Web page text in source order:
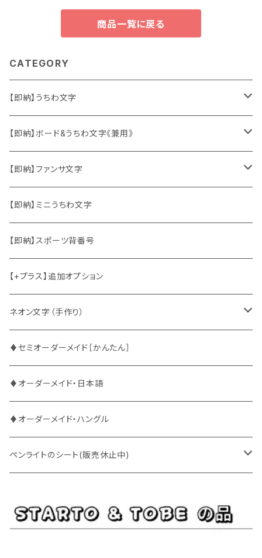
商品一覧に戻る
CATEGORY
【即納】うちわ文字
ソロ・歌手&タレント
韓国ソロ・歌手&タレント
東方神起
竜宮城
2PM
ATEEZ
BUDDiiS
DXTEEN
ENHYPEN
EXO
iKON
【即納】ボード&うちわ文字《兼用》
ソロ・歌手&タレント
韓国ソロ・歌手&タレント
東方神起
2PM
ASTRO
ATEEZ
BLANK2Y
BOYNEXTDOOR
BUDDiiS
ENHYPEN
【即納】ファンサ文字
日本語&英語
ハングル
中国語
【即納】ミニうちわ文字
【即納】スポーツ背番号
【+プラス】追加オプション
ネオン文字（手作り）
ファンサ
CRAVITY
ENHYPEN
EXO
Stray Kids
♦セミオーダーメイド［かんたん］
♦オーダーメイド・日本語
♦オーダーメイド・ハングル
ペンライトのシート(販売休止中)
INI